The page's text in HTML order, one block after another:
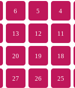
4
5
6
11
12
13
18
19
20
25
26
27